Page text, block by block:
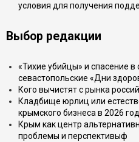
условия для получения
Выбор редакции
«Тихие убийцы» и спасение в
севастопольские «Дни
Кого вычистят с рынка
Кладбище юрлиц или
крымского бизнеса в 2026
Крым как центр
проблемы и перспективыф